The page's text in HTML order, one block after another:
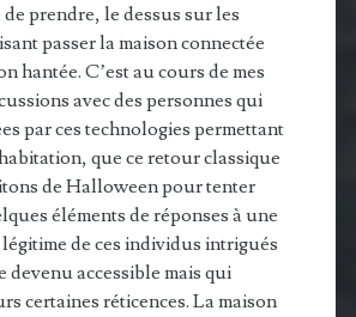
prendre, le dessus sur les
passer la maison connectée
hantée. C’est au cours de mes
avec des personnes qui
par ces technologies permettant
que ce retour classique
de Halloween pour tenter
éléments de réponses à une
de ces individus intrigués
devenu accessible mais qui
certaines réticences. La maison